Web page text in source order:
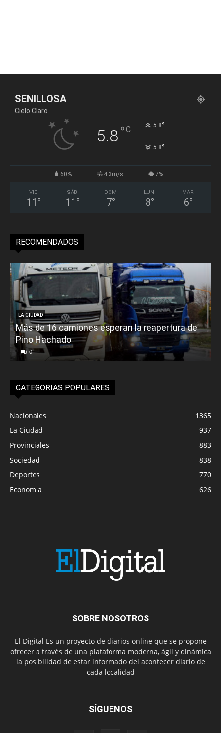
SENILLOSA
Cielo Claro
5.8°C 5.8°
5.8°
60% 4.3m/s 7%
VIE
11 °
SÁB
11 °
DOM
7°
LUN
8°
MAR
6°
RECOMENDADOS
LA CIUDAD
Más de 16 camiones esperan la reapertura de
Pino Hachado
0
CATEGORIAS POPULARES
Nacionales
1365
La Ciudad
937
Provinciales
883
Sociedad
838
Deportes
770
Economía
626
SOBRE NOSOTROS
El Digital Es un proyecto de diarios online que se propone
ofrecer a través de una plataforma moderna, ágil y dinámica
la posibilidad de estar informado del acontecer diario de
cada localidad
SÍGUENOS